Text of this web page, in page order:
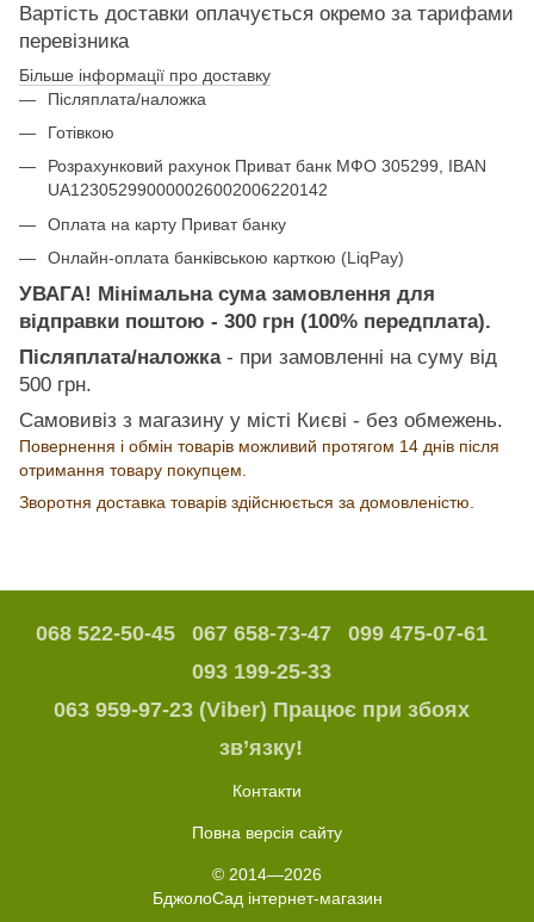
Вартість доставки оплачується окремо за тарифами
перевізника
Більше інформації про доставку
Післяплата/наложка
Готівкою
Розрахунковий рахунок Приват банк МФО 305299, IBAN
UA123052990000026002006220142
Оплата на карту Приват банку
Онлайн-оплата банківською карткою (LiqPay)
УВАГА! Мінімальна сума замовлення для
відправки поштою - 300 грн (100% передплата).
Післяплата/наложка- при замовленні на суму від
500 грн.
Самовивіз з магазину у місті Києві - без обмежень.
Повернення і обмін товарів можливий протягом 14 днів після
отримання товару покупцем.
Зворотня доставка товарів здійснюється за домовленістю.
068 522-50-45 067 658-73-47
099 475-07-61
093 199-25-33
063 959-97-23 (Viber) Працює при збоях
зв’язку!
Контакти
Повна версія сайту
© 2014—2026
БджолоСад інтернет-магазин